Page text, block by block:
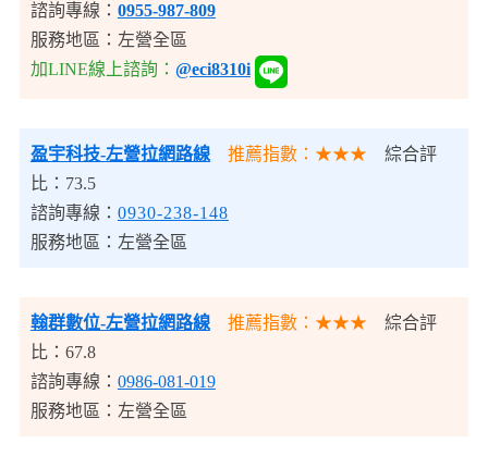
諮詢專線： 0955-987-809
服務地區： 左營全區
加LINE線上諮詢： @eci8310i
盈宇科技-左營拉網路線 推薦指數：★★★
綜合評
比：73.5
諮詢專線： 0930-238-148
服務地區：左營全區
翰群數位-左營拉網路線 推薦指數：★★★
綜合評
比：67.8
諮詢專線： 0986-081-019
服務地區：左營全區